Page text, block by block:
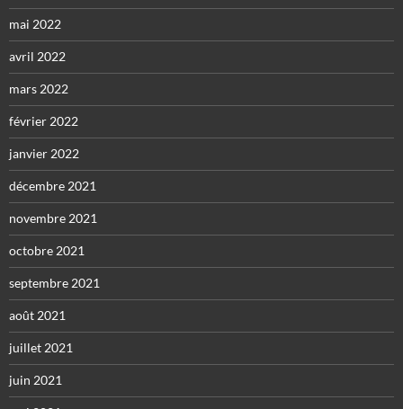
mai 2022
avril 2022
mars 2022
février 2022
janvier 2022
décembre 2021
novembre 2021
octobre 2021
septembre 2021
août 2021
juillet 2021
juin 2021